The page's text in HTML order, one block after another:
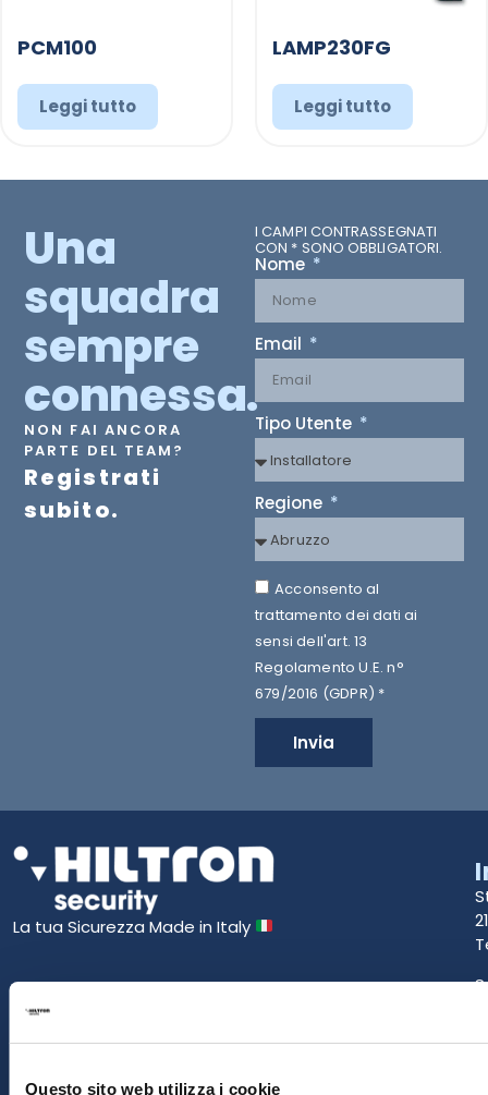
Questo sito web utilizza i cookie
PCM100
Leggi tutto
LAMP230FG
Leggi tutto
Una
squadra
sempre
connessa.
NON FAI ANCORA
PARTE DEL TEAM?
Registrati
subito.
I CAMPI CONTRASSEGNATI
CON * SONO OBBLIGATORI.
Nome
Email
Tipo Utente
Regione
Acconsento al
trattamento dei dati ai
sensi dell'art. 13
Regolamento U.E. n°
679/2016 (GDPR) *
Invia
La tua Sicurezza Made in Italy